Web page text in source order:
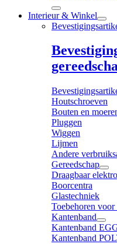
Interieur & Winkel
Houtschroeven
Bouten en
Pluggen
Wiggen
Lijmen
Andere
Gereedschap
Draagbaar
Boorcentra
Glastechniek
Toebehoren voor
Kantenband
Kantenband
Kantenband